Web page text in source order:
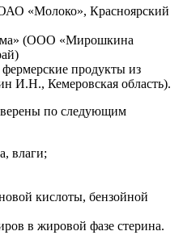
«Молоко», Красноярский
(ООО «Мирошкина
продукты из
Кемеровская область).
по следующим
влаги;
кислоты, бензойной
в жировой фазе стерина.